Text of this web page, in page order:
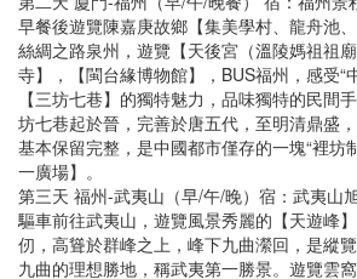
早餐後遊覽陳嘉庚故鄉【集美學村、龍舟池
絲綢之路泉州，遊覽【天後宮（溫陵媽祖祖
寺】，【閩台緣博物館】，BUS福州，感受“
【三坊七巷】的獨特魅力，品味獨特的民間
坊七巷起於晉，完善於唐五代，至明清鼎盛
基本保留完整，是中國都市僅存的一塊“裡坊
一廣場】。
第三天 福州-武夷山（早/午/晚）宿：武夷山
驅車前往武夷山，遊覽風景秀麗的【天遊峰
仞，高聳於群峰之上，峰下九曲瀠回，是縱
九曲的理想勝地，稱武夷第一勝景。遊覽雲